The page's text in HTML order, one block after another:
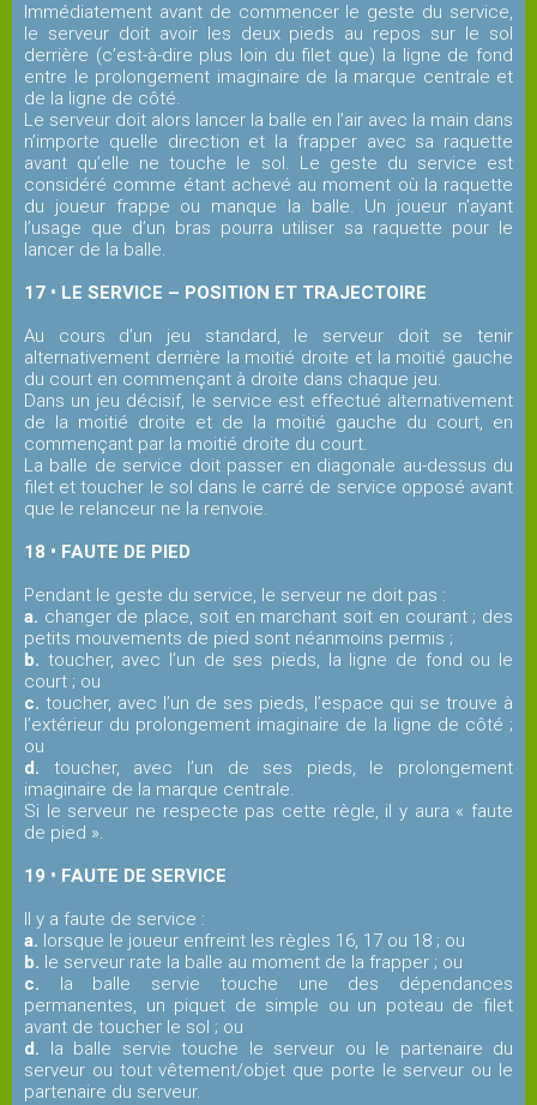
Immédiatement avant de commencer le geste du service,
le serveur doit avoir les deux pieds au repos sur le sol
derrière (c’est-à-dire plus loin du filet que) la ligne de fond
entre le prolongement imaginaire de la marque centrale et
de la ligne de côté.
Le serveur doit alors lancer la balle en l’air avec la main dans
n’importe quelle direction et la frapper avec sa raquette
avant qu’elle ne touche le sol. Le geste du service est
considéré comme étant achevé au moment où la raquette
du joueur frappe ou manque la balle. Un joueur n’ayant
l’usage que d’un bras pourra utiliser sa raquette pour le
lancer de la balle.
17 • LE SERVICE – POSITION ET TRAJECTOIRE
Au cours d’un jeu standard, le serveur doit se tenir
alternativement derrière la moitié droite et la moitié gauche
du court en commençant à droite dans chaque jeu.
Dans un jeu décisif, le service est effectué alternativement
de la moitié droite et de la moitié gauche du court, en
commençant par la moitié droite du court.
La balle de service doit passer en diagonale au-dessus du
filet et toucher le sol dans le carré de service opposé avant
que le relanceur ne la renvoie.
18 • FAUTE DE PIED
Pendant le geste du service, le serveur ne doit pas :
a. changer de place, soit en marchant soit en courant ; des
petits mouvements de pied sont néanmoins permis ;
b. toucher, avec l’un de ses pieds, la ligne de fond ou le
court ; ou
c. toucher, avec l’un de ses pieds, l’espace qui se trouve à
l’extérieur du prolongement imaginaire de la ligne de côté ;
ou
d. toucher, avec l’un de ses pieds, le prolongement
imaginaire de la marque centrale.
Si le serveur ne respecte pas cette règle, il y aura « faute
de pied ».
19 • FAUTE DE SERVICE
Il y a faute de service :
a. lorsque le joueur enfreint les règles 16, 17 ou 18 ; ou
b. le serveur rate la balle au moment de la frapper ; ou
c. la balle servie touche une des dépendances
permanentes, un piquet de simple ou un poteau de filet
avant de toucher le sol ; ou
d. la balle servie touche le serveur ou le partenaire du
serveur ou tout vêtement/objet que porte le serveur ou le
partenaire du serveur.